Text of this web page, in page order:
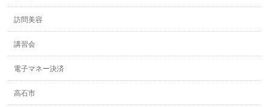
訪問美容
講習会
電子マネー決済
高石市